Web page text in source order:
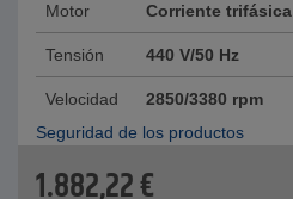
Motor Corriente trifásica
Tensión 440 V/50 Hz
Velocidad
2850/3380 rpm
Seguridad de los productos
1.882,22€